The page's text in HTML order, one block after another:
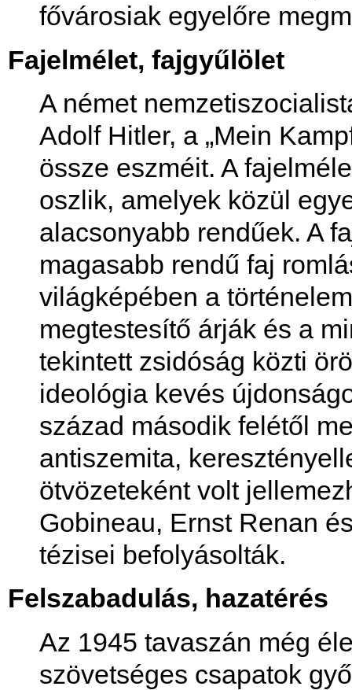
fővárosiak egyelőre
Fajelmélet, fajgyűlölet
A német
Adolf Hitler, a „Mein
össze eszméit. A
oszlik, amelyek közül
alacsonyabb rendűek. A
magasabb rendű faj
világképében a
megtestesítő árják és a
tekintett zsidóság közti
ideológia kevés
század második felétől
antiszemita,
ötvözeteként volt
Gobineau, Ernst Renan
tézisei befolyásolták.
Felszabadulás, hazatérés
Az 1945 tavaszán még
szövetséges csapatok